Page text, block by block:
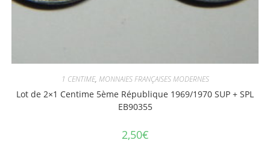
1 CENTIME, MONNAIES FRANÇAISES MODERNES
Lot de 2×1 Centime 5ème République 1969/1970 SUP + SPL
EB90355
2,50€